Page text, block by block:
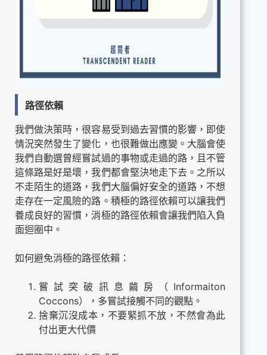
路徑依賴
我們做決策時，很容易受到過去習慣的影響，即使
情況突然發生了變化，也很難做出應變。大腦會使
我們自動選曾經嘗試過的事物或走過的路，且不管
這條路是好是壞，我們都會堅決地走下去。之所以
不走陌生的道路，我們大腦偏好安全的道路，不想
走存在一定風險的路。積極的路徑依賴可以讓我們
養成良好的習慣，消極的路徑依賴會讓我們陷入負
面迴圈中。
如何避免消極的路徑依賴：
嘗試突破訊息繭房（Informaiton
Coccons），多嘗試接觸不同的觀點。
捨棄沉沒成本，不要緊抓不放，不然會為此
付出更大代價